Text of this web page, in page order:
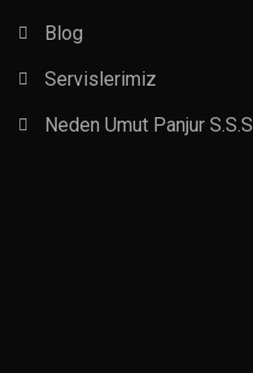
Blog
Servislerimiz
Neden Umut Panjur S.S.S